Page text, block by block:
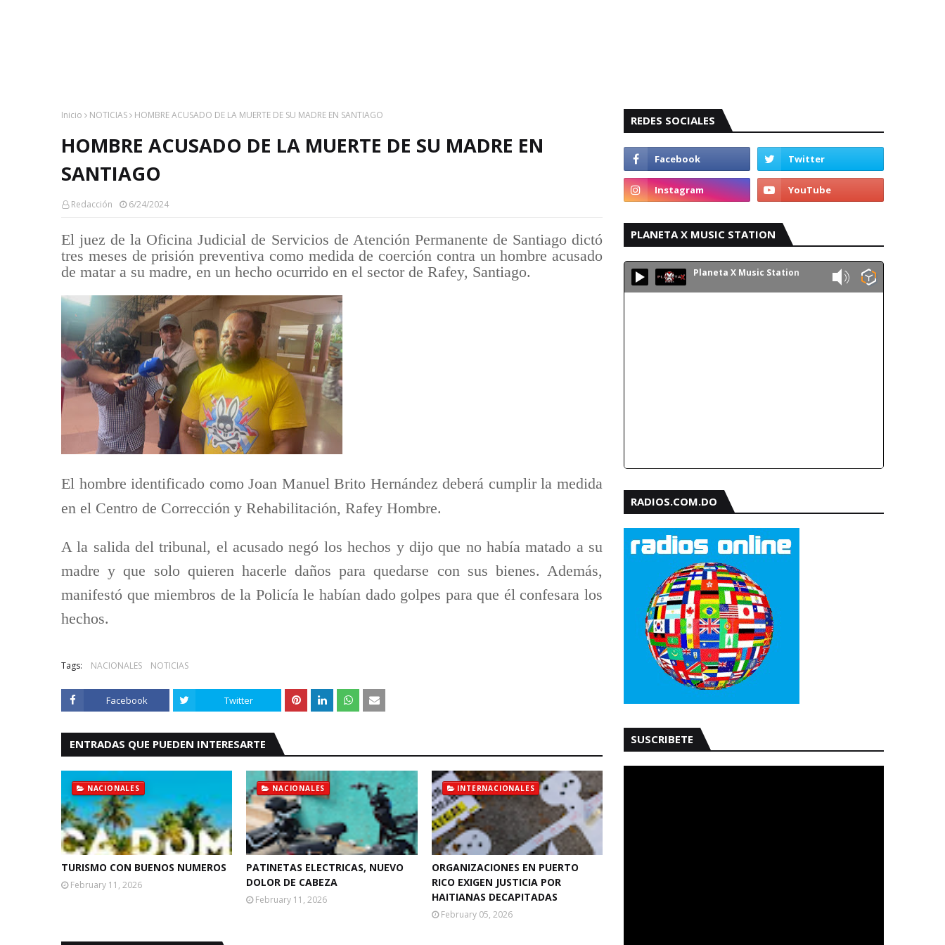
Inicio NOTICIAS HOMBRE ACUSADO DE LA MUERTE DE SU MADRE EN SANTIAGO
HOMBRE ACUSADO DE LA MUERTE DE SU MADRE EN
SANTIAGO
Redacción 6/24/2024
El juez de la Oficina Judicial de Servicios de Atención Permanente de Santiago dictó
tres meses de prisión preventiva como medida de coerción contra un hombre acusado
de matar a su madre, en un hecho ocurrido en el sector de Rafey, Santiago.
El hombre identificado como Joan Manuel Brito Hernández deberá cumplir la medida
en el Centro de Corrección y Rehabilitación, Rafey Hombre.
A la salida del tribunal, el acusado negó los hechos y dijo que no había matado a su
madre y que solo quieren hacerle daños para quedarse con sus bienes. Además,
manifestó que miembros de la Policía le habían dado golpes para que él confesara los
hechos.
Tags: NACIONALES NOTICIAS
Facebook Twitter
ENTRADAS QUE PUEDEN INTERESARTE
NACIONALES
TURISMO CON BUENOS NUMEROS
February 11, 2026
NACIONALES
PATINETAS ELECTRICAS, NUEVO
DOLOR DE CABEZA
February 11, 2026
INTERNACIONALES
ORGANIZACIONES EN PUERTO
RICO EXIGEN JUSTICIA POR
HAITIANAS DECAPITADAS
February 05, 2026
REDES SOCIALES
PLANETA X MUSIC STATION
Planeta X Music Station
RADIOS.COM.DO
SUSCRIBETE